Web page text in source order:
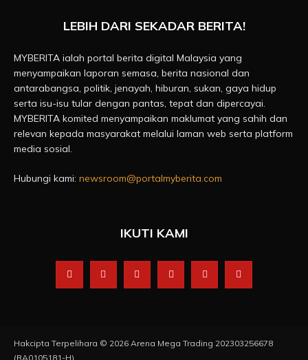
LEBIH DARI SEKADAR BERITA!
MYBERITA ialah portal berita digital Malaysia yang
menyampaikan laporan semasa, berita nasional dan
antarabangsa, politik, jenayah, hiburan, sukan, gaya hidup
serta isu-isu tular dengan pantas, tepat dan dipercayai.
MYBERITA komited menyampaikan maklumat yang sahih dan
relevan kepada masyarakat melalui laman web serta platform
media sosial.
Hubungi kami: newsroom@portalmyberita.com
IKUTI KAMI
Hakcipta Terpelihara © 2026 Arena Mega Trading 202303256678
(RA0105181-H)